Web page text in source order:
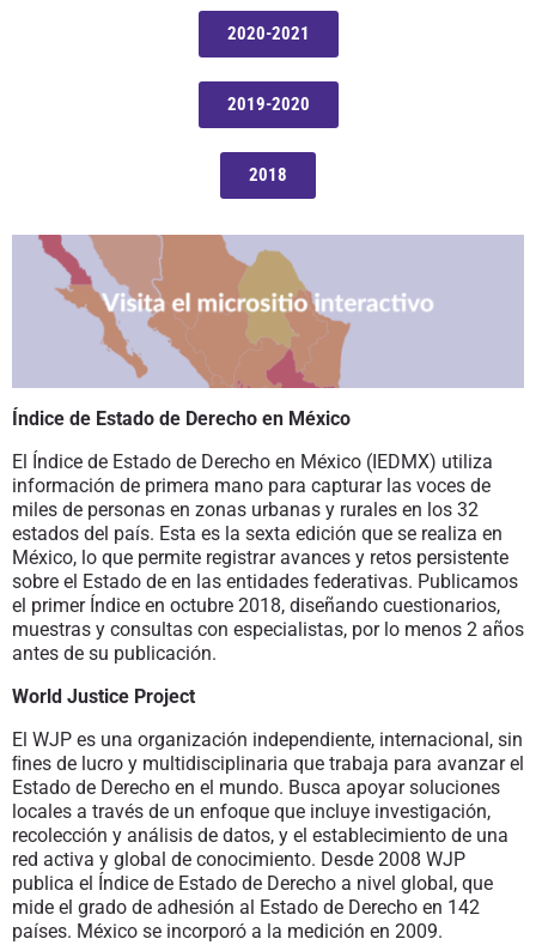
2020-2021
2019-2020
2018
Índice de Estado de Derecho en México
El Índice de Estado de Derecho en México (IEDMX) utiliza
información de primera mano para capturar las voces de
miles de personas en zonas urbanas y rurales en los 32
estados del país. Esta es la sexta edición que se realiza en
México, lo que permite registrar avances y retos persistente
sobre el Estado de en las entidades federativas. Publicamos
el primer Índice en octubre 2018, diseñando cuestionarios,
muestras y consultas con especialistas, por lo menos 2 años
antes de su publicación.
World Justice Project
El WJP es una organización independiente, internacional, sin
ﬁnes de lucro y multidisciplinaria que trabaja para avanzar el
Estado de Derecho en el mundo. Busca apoyar soluciones
locales a través de un enfoque que incluye investigación,
recolección y análisis de datos, y el establecimiento de una
red activa y global de conocimiento. Desde 2008 WJP
publica el Índice de Estado de Derecho a nivel global, que
mide el grado de adhesión al Estado de Derecho en 142
países. México se incorporó a la medición en 2009.